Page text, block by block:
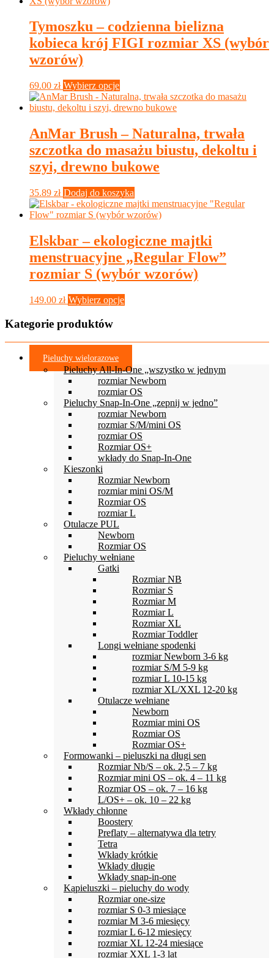
wariantów.
Opcje
można
Tymoszku – codzienna bielizna
kobieca krój FIGI rozmiar XS (wybór
wzorów)
69.00 zł Wybierz opcje
produkt
ma
wariantów.
Opcje
można
wybrać
na
produktu
AnMar Brush – Naturalna, trwała
szczotka do masażu biustu, dekoltu i
szyi, drewno bukowe
35.89 zł Dodaj do koszyka
Elskbar – ekologiczne majtki
menstruacyjne „Regular Flow”
rozmiar S (wybór wzorów)
149.00 zł Wybierz opcje
wariantów.
można
wybrać
na
stronie
produktu
Kategorie produktów
Pieluchy wielorazowe
Pieluchy All-In-One „wszystko w jednym
rozmiar Newborn
rozmiar OS
Pieluchy Snap-In-One „zepnij w jedno”
rozmiar Newborn
rozmiar S/M/mini OS
rozmiar OS
Rozmiar OS+
wkłady do Snap-In-One
Kieszonki
Rozmiar Newborn
rozmiar mini OS/M
Rozmiar OS
rozmiar L
Otulacze PUL
Newborn
Rozmiar OS
Pieluchy wełniane
Gatki
Rozmiar NB
Rozmiar S
Rozmiar M
Rozmiar L
Rozmiar XL
Rozmiar Toddler
Longi wełniane spodenki
rozmiar Newborn 3-6 kg
rozmiar S/M 5-9 kg
rozmiar L 10-15 kg
rozmiar XL/XXL 12-20 kg
Otulacze wełniane
Newborn
Rozmiar mini OS
Rozmiar OS
Rozmiar OS+
Formowanki – pieluszki na długi sen
Rozmiar Nb/S – ok. 2,5 – 7 kg
Rozmiar mini OS – ok. 4 – 11 kg
Rozmiar OS – ok. 7 – 16 kg
L/OS+ – ok. 10 – 22 kg
Wkłady chłonne
Boostery
Preflaty – alternatywa dla tetry
Tetra
Wkłady krótkie
Wkłady długie
Wkłady snap-in-one
Kąpieluszki – pieluchy do wody
Rozmiar one-size
rozmiar S 0-3 miesiące
rozmiar M 3-6 miesięcy
rozmiar L 6-12 miesięcy
rozmiar XL 12-24 miesiące
rozmiar XXL 1-3 lat